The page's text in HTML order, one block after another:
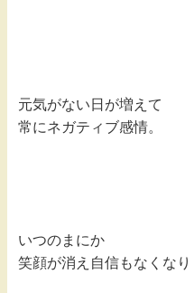
元気がない日が増えて
常にネガティブ感情。
いつのまにか
笑顔が消え自信もなくなり